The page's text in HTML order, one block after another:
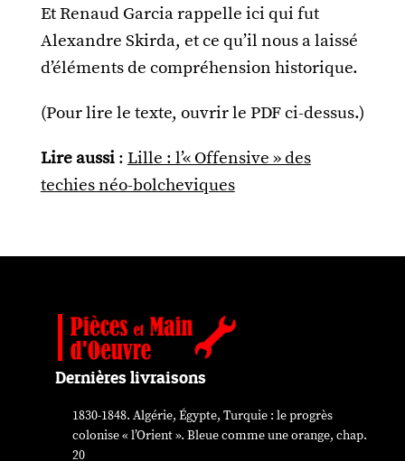
Et Renaud Garcia rappelle ici qui fut
Alexandre Skirda, et ce qu’il nous a laissé
d’éléments de compréhension historique.
(Pour lire le texte, ouvrir le PDF ci-dessus.)
Lire aussi:Lille : l’« Offensive » des
techies néo-bolcheviques
Dernières livraisons
1830-1848. Algérie, Égypte, Turquie : le progrès
colonise « l’Orient ». Bleue comme une orange, chap.
20